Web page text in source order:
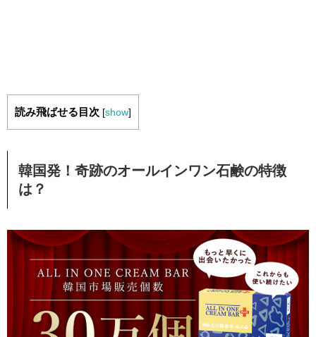
読み飛ばせる目次 [show]
韓国発！奇跡のオールインワン石鹸の特徴
は？